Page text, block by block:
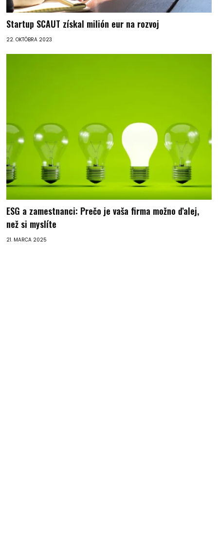
Startup SCAUT získal milión eur na rozvoj
22. OKTÓBRA 2023
ESG a zamestnanci: Prečo je vaša firma možno ďalej,
než si myslíte
21. MARCA 2025